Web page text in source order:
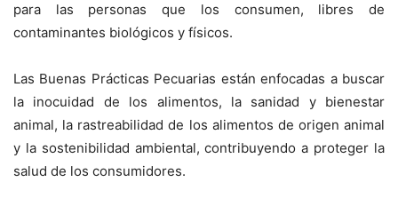
para las personas que los consumen, libres de
contaminantes biológicos y físicos.
Las Buenas Prácticas Pecuarias están enfocadas a buscar
la inocuidad de los alimentos, la sanidad y bienestar
animal, la rastreabilidad de los alimentos de origen animal
y la sostenibilidad ambiental, contribuyendo a proteger la
salud de los consumidores.